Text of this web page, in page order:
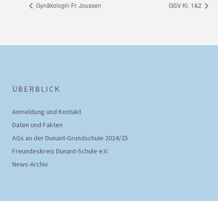
Gynäkologin Fr. Joussen GSV Kl. 1&2
ÜBERBLICK
Anmeldung und Kontakt
Daten und Fakten
AGs an der Dunant-Grundschule 2024/25
Freundeskreis Dunant-Schule e.V.
News-Archiv